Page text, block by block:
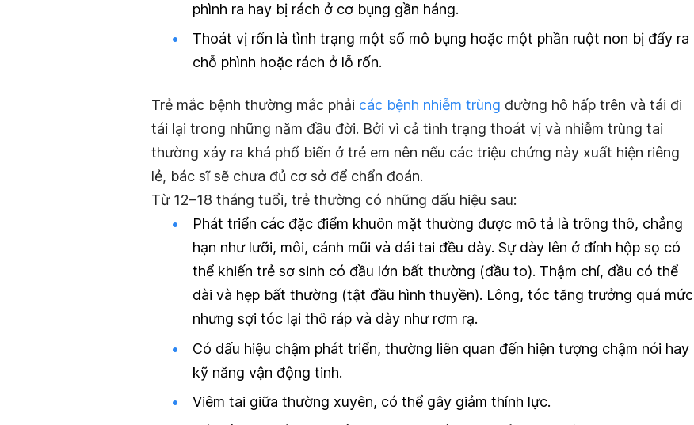
phình ra hay bị rách ở cơ bụng gần háng.
Thoát vị rốn là tình trạng một số mô bụng hoặc một phần ruột non bị đẩy ra
chỗ phình hoặc rách ở lỗ rốn.
Trẻ mắc bệnh thường mắc phải các bệnh nhiễm trùng đường hô hấp trên và tái đi
tái lại trong những năm đầu đời. Bởi vì cả tình trạng thoát vị và nhiễm trùng tai
thường xảy ra khá phổ biến ở trẻ em nên nếu các triệu chứng này xuất hiện riêng
lẻ, bác sĩ sẽ chưa đủ cơ sở để chẩn đoán.
Từ 12–18 tháng tuổi, trẻ thường có những dấu hiệu sau:
Phát triển các đặc điểm khuôn mặt thường được mô tả là trông thô, chẳng
hạn như lưỡi, môi, cánh mũi và dái tai đều dày. Sự dày lên ở đỉnh hộp sọ có
thể khiến trẻ sơ sinh có đầu lớn bất thường (đầu to). Thậm chí, đầu có thể
dài và hẹp bất thường (tật đầu hình thuyền). Lông, tóc tăng trưởng quá mức
nhưng sợi tóc lại thô ráp và dày như rơm rạ.
Có dấu hiệu chậm phát triển, thường liên quan đến hiện tượng chậm nói hay
kỹ năng vận động tinh.
Viêm tai giữa thường xuyên, có thể gây giảm thính lực.